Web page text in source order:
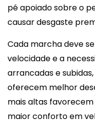
pé apoiado sobre o
causar desgaste
Cada marcha deve
velocidade e a
arrancadas e
oferecem melhor
mais altas
maior conforto em